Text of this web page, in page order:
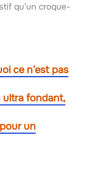
qu’un croque-
ce n’est pas
ultra fondant,
un